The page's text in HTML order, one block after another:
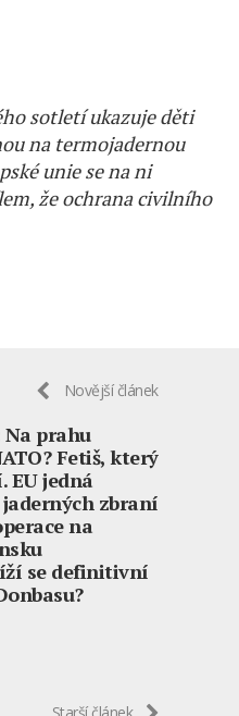
sotletí ukazuje děti
na termojadernou
unie se na ni
že ochrana civilního
Novější článek
prahu
Fetiš, který
EU jedná
zbraní
na
se definitivní
Starší článek